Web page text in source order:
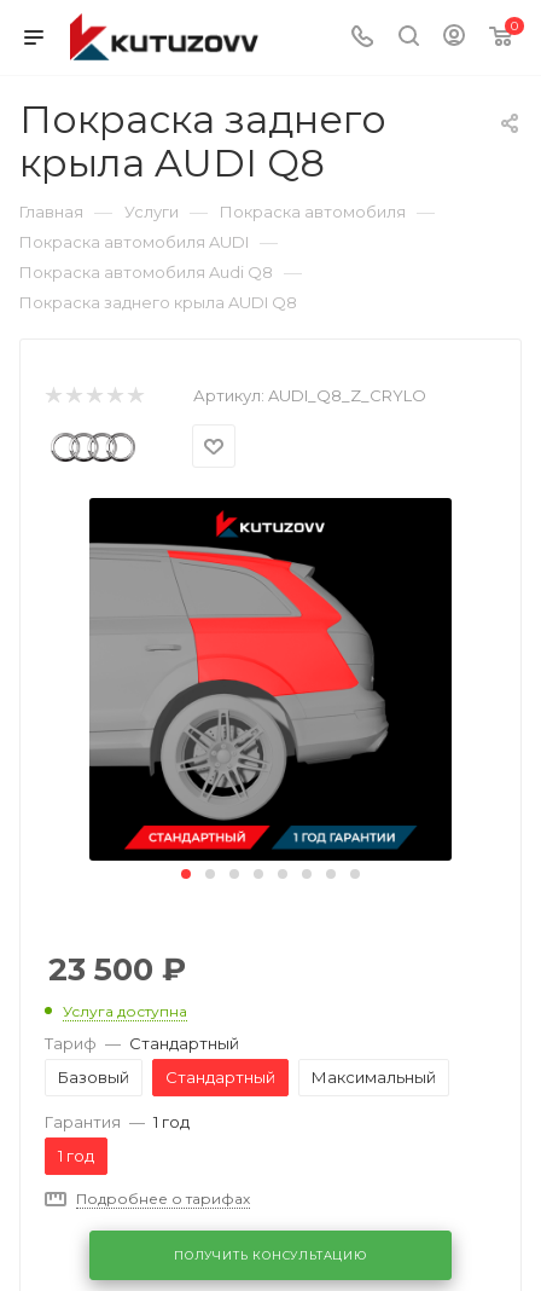
0
Покраска заднего
крыла AUDI Q8
Главная — Услуги — Покраска автомобиля —
Покраска автомобиля AUDI —
Покраска автомобиля Audi Q8 —
Покраска заднего крыла AUDI Q8
Артикул: AUDI_Q8_Z_CRYLO
23 500 ₽
Услуга доступна
Тариф — Стандартный
Базовый
Стандартный Максимальный
Гарантия — 1 год
1 год
Подробнее о тарифах
ПОЛУЧИТЬ КОНСУЛЬТАЦИЮ